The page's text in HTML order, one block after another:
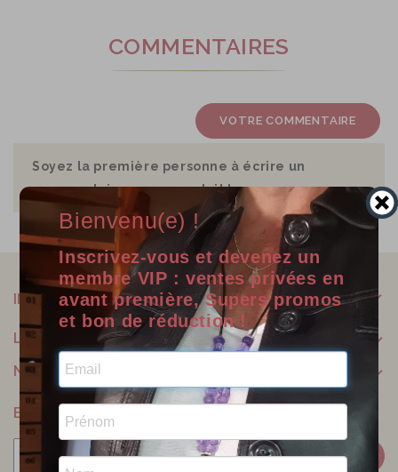
COMMENTAIRES
VOTRE COMMENTAIRE
Soyez la première personne à écrire un
commentaire sur ce produit !
INFORMATIONS
LILOO CRÉATIONS
NOTRE SOCIÉTÉ
BULLETIN
Bienvenu(e) !
Inscrivez-vous et devenez un
membre VIP : ventes privées en
avant première, Supers promos
et bon de réduction !